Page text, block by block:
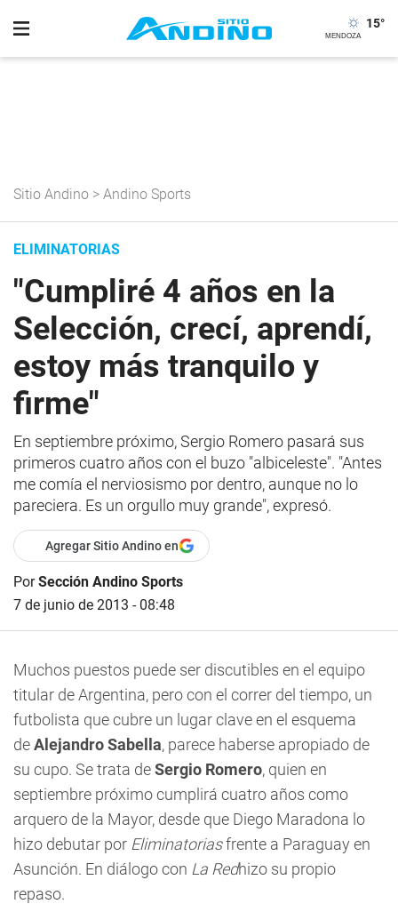
15°
Sitio Andino > Andino Sports
ELIMINATORIAS
"Cumpliré 4 años en la
Selección, crecí, aprendí,
estoy más tranquilo y
firme"
En septiembre próximo, Sergio Romero pasará sus
primeros cuatro años con el buzo "albiceleste". "Antes
me comía el nerviosismo por dentro, aunque no lo
pareciera. Es un orgullo muy grande", expresó.
Agregar Sitio Andino en
PorSección Andino Sports
7 de junio de 2013 - 08:48
Muchos puestos puede ser discutibles en el equipo
titular de Argentina, pero con el correr del tiempo, un
futbolista que cubre un lugar clave en el esquema
deAlejandro Sabella, parece haberse apropiado de
su cupo. Se trata deSergio Romero, quien en
septiembre próximo cumplirá cuatro años como
arquero de la Mayor, desde que Diego Maradona lo
hizo debutar por Eliminatoriasfrente a Paraguay en
Asunción. En diálogo con La Redhizo su propio
repaso.